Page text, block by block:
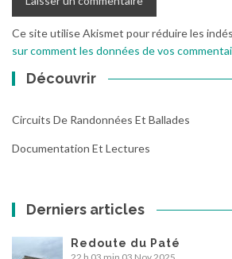
Ce site utilise Akismet pour réduire les
sur comment les données de vos
Découvrir
Circuits De Randonnées Et Ballades
Documentation Et Lectures
Derniers articles
Redoute du Paté